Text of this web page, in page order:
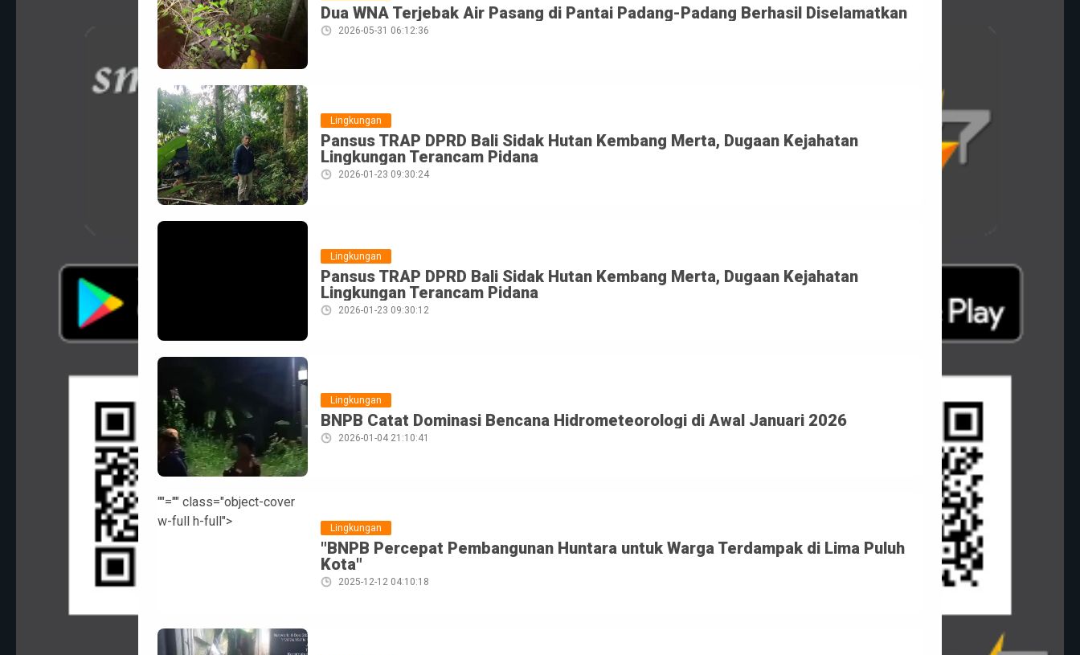
Dua WNA Terjebak Air Pasang di Pantai Padang-Padang Berhasil Diselamatkan
2026-05-31 06:12:36
Lingkungan
Pansus TRAP DPRD Bali Sidak Hutan Kembang Merta, Dugaan Kejahatan
Lingkungan Terancam Pidana
2026-01-23 09:30:24
Lingkungan
Pansus TRAP DPRD Bali Sidak Hutan Kembang Merta, Dugaan Kejahatan
Lingkungan Terancam Pidana
2026-01-23 09:30:12
Lingkungan
BNPB Catat Dominasi Bencana Hidrometeorologi di Awal Januari 2026
2026-01-04 21:10:41
""="" class="object-cover
w-full h-full">
Lingkungan
"BNPB Percepat Pembangunan Huntara untuk Warga Terdampak di Lima Puluh
Kota"
2025-12-12 04:10:18